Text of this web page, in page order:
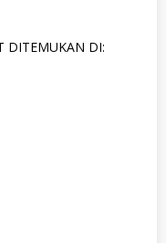
DITEMUKAN DI: